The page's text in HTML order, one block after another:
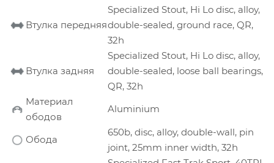
Втулка передняя
Specialized Stout, Hi Lo disc, alloy,
double-sealed, ground race, QR,
32h
Втулка задняя
Specialized Stout, Hi Lo disc, alloy,
double-sealed, loose ball bearings,
QR, 32h
Материал
ободов
Aluminium
Обода
650b, disc, alloy, double-wall, pin
joint, 25mm inner width, 32h